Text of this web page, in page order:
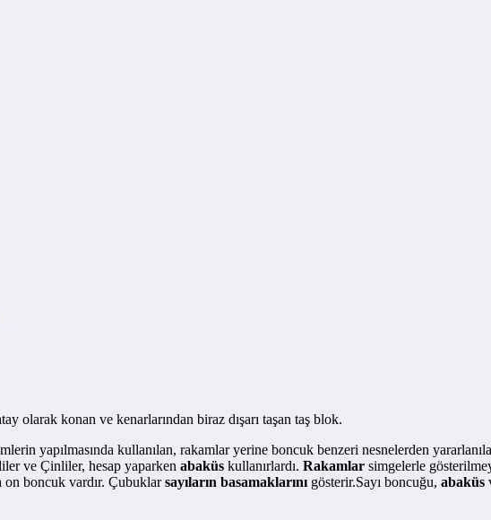
olarak konan ve kenarlarından biraz dışarı taşan taş blok.
yapılmasında kullanılan, rakamlar yerine boncuk benzeri nesnelerden
ve Çinliler, hesap yaparken abaküs kullanırlardı. Rakamlar simgelerle
boncuk vardır. Çubuklarsayıların basamaklarını gösterir.Sayı boncuğu, abaküs